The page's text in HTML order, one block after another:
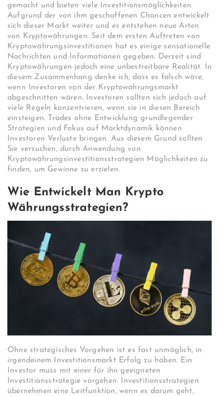
gemacht und bieten viele Investitionsmöglichkeiten.
Aufgrund der von ihm geschaffenen Chancen entwickelt
sich dieser Markt weiter und es entstehen neue Arten
von Kryptowährungen. Seit dem ersten Auftreten von
Kryptowährungsinvestitionen hat es einige sensationelle
Nachrichten und Informationen gegeben. Derzeit sind
Kryptowährungen jedoch eine unbestreitbare Realität. In
diesem Zusammenhang denke ich, dass es falsch wäre,
wenn Investoren von der Kryptowährungsmarkt
abgeschnitten wären. Investoren sollten sich jedoch auf
viele Regeln konzentrieren, wenn sie in diesen Bereich
einsteigen. Trades ohne Entwicklung grundlegender
Strategien und Fokus auf Marktdynamik können
Investoren Verluste bringen. Aus diesem Grund sollten
Sie versuchen, durch Anwendung von
Kryptowährungsinvestitionsstrategien Möglichkeiten zu
finden, um Gewinne zu erzielen.
Wie Entwickelt Man Krypto
Währungsstrategien?
Ohne strategisches Vorgehen ist es fast unmöglich, in
irgendeinem Investitionsmarkt Erfolg zu haben. Ein
Investor muss mit einer für ihn geeigneten
Investitionsstrategie vorgehen. Investitionsstrategien
übernehmen eine Leitfunktion, wenn es darum geht,